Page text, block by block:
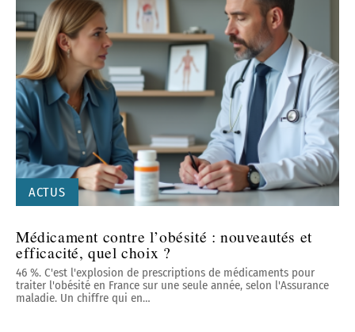
ACTUS
Médicament contre l’obésité : nouveautés et
efficacité, quel choix ?
46 %. C'est l'explosion de prescriptions de médicaments pour
traiter l'obésité en France sur une seule année, selon l'Assurance
maladie. Un chiffre qui en…